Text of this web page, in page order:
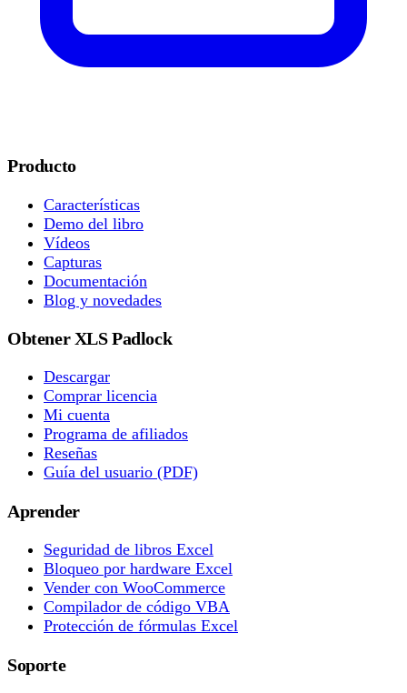
Producto
Características
Demo del libro
Vídeos
Capturas
Documentación
Blog y novedades
Obtener XLS Padlock
Descargar
Comprar licencia
Mi cuenta
Programa de afiliados
Reseñas
Guía del usuario (PDF)
Aprender
Seguridad de libros Excel
Bloqueo por hardware Excel
Vender con WooCommerce
Compilador de código VBA
Protección de fórmulas Excel
Soporte